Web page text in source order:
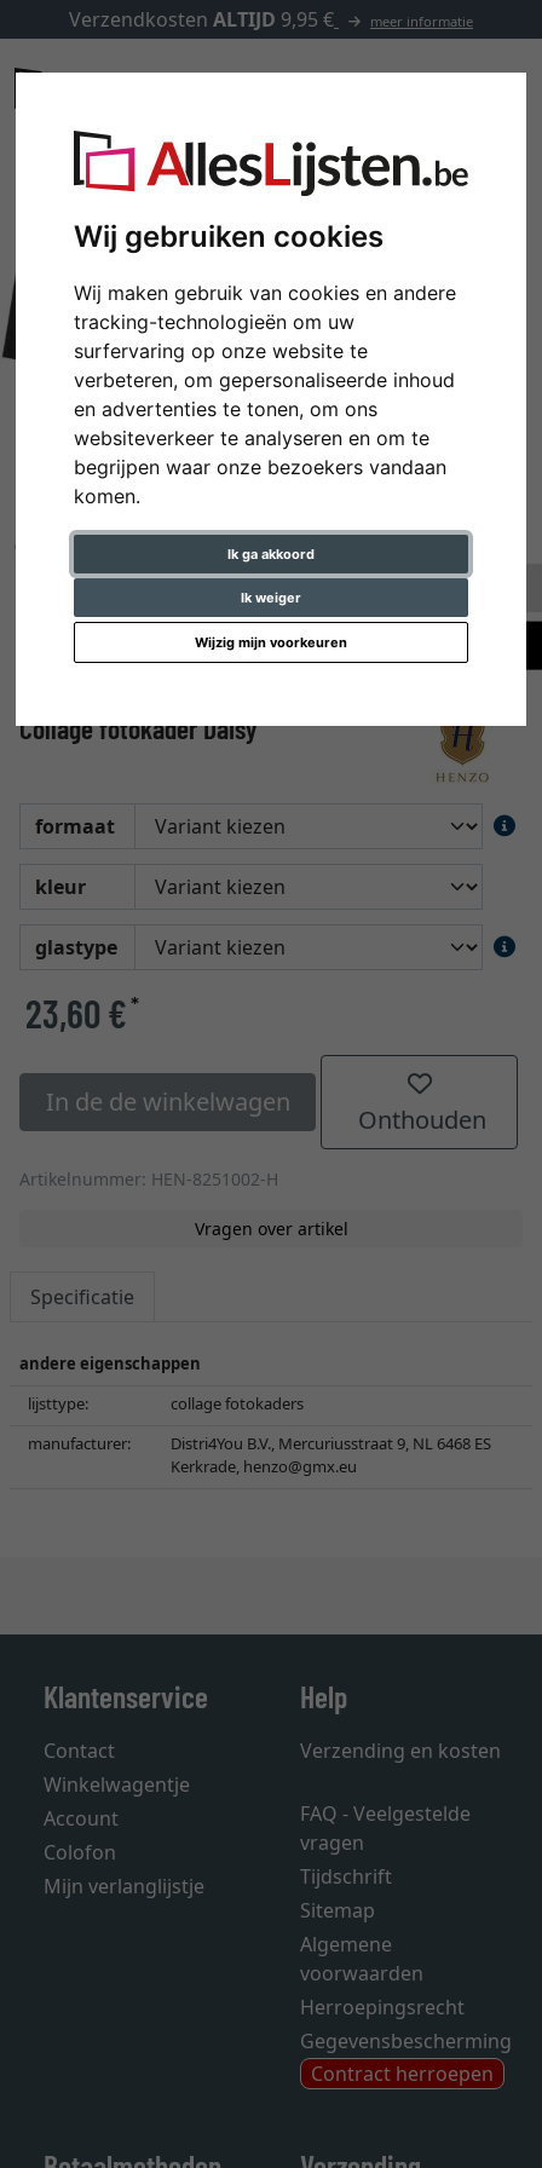
Wij gebruiken cookies
Wij maken gebruik van cookies en andere
tracking-technologieën om uw
surfervaring op onze website te
verbeteren, om gepersonaliseerde inhoud
en advertenties te tonen, om ons
websiteverkeer te analyseren en om te
begrijpen waar onze bezoekers vandaan
komen.
Ik ga akkoord
Ik weiger
Wijzig mijn voorkeuren
Verzendkosten ALTIJD 9,95 € meer informatie
Collage fotokader Daisy
formaat
kleur
glastype
23,60 €*
In de de winkelwagen
Onthouden
Artikelnummer: HEN-8251002-H
Vragen over artikel
Specificatie
andere eigenschappen
lijsttype:
collage fotokaders
manufacturer:
Distri4You B.V., Mercuriusstraat 9, NL 6468 ES
Kerkrade, henzo@gmx.eu
Klantenservice
Contact
Winkelwagentje
Account
Colofon
Mijn verlanglijstje
Help
Verzending en kosten
FAQ - Veelgestelde
vragen
Tijdschrift
Sitemap
Algemene
voorwaarden
Herroepingsrecht
Gegevensbescherming
Contract herroepen